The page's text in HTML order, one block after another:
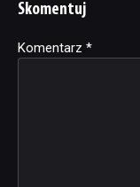
Skomentuj
Komentarz *
Alternative: